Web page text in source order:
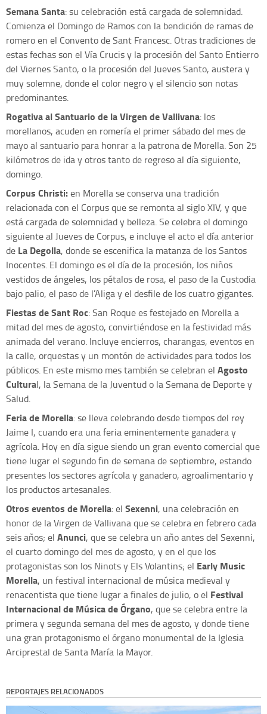
Semana Santa: su celebración está cargada de solemnidad.
Comienza el Domingo de Ramos con la bendición de ramas de
romero en el Convento de Sant Francesc. Otras tradiciones de
estas fechas son el Vía Crucis y la procesión del Santo Entierro
del Viernes Santo, o la procesión del Jueves Santo, austera y
muy solemne, donde el color negro y el silencio son notas
predominantes.
Rogativa al Santuario de la Virgen de Vallivana: los
morellanos, acuden en romería el primer sábado del mes de
mayo al santuario para honrar a la patrona de Morella. Son 25
kilómetros de ida y otros tanto de regreso al día siguiente,
domingo.
Corpus Christi:en Morella se conserva una tradición
relacionada con el Corpus que se remonta al siglo XIV, y que
está cargada de solemnidad y belleza. Se celebra el domingo
siguiente al Jueves de Corpus, e incluye el acto el día anterior
de La Degolla, donde se escenifica la matanza de los Santos
Inocentes. El domingo es el día de la procesión, los niños
vestidos de ángeles, los pétalos de rosa, el paso de la Custodia
bajo palio, el paso de l’Aliga y el desfile de los cuatro gigantes.
Fiestas de Sant Roc: San Roque es festejado en Morella a
mitad del mes de agosto, convirtiéndose en la festividad más
animada del verano. Incluye encierros, charangas, eventos en
la calle, orquestas y un montón de actividades para todos los
públicos. En este mismo mes también se celebran el Agosto
Cultural, la Semana de la Juventud o la Semana de Deporte y
Salud.
Feria de Morella: se lleva celebrando desde tiempos del rey
Jaime I, cuando era una feria eminentemente ganadera y
agrícola. Hoy en día sigue siendo un gran evento comercial que
tiene lugar el segundo fin de semana de septiembre, estando
presentes los sectores agrícola y ganadero, agroalimentario y
los productos artesanales.
Otros eventos de Morella: el Sexenni, una celebración en
honor de la Virgen de Vallivana que se celebra en febrero cada
seis años; el Anunci, que se celebra un año antes del Sexenni,
el cuarto domingo del mes de agosto, y en el que los
protagonistas son los Ninots y Els Volantins; el Early Music
Morella, un festival internacional de música medieval y
renacentista que tiene lugar a finales de julio, o el Festival
Internacional de Música de Órgano, que se celebra entre la
primera y segunda semana del mes de agosto, y donde tiene
una gran protagonismo el órgano monumental de la Iglesia
Arciprestal de Santa María la Mayor.
REPORTAJES RELACIONADOS